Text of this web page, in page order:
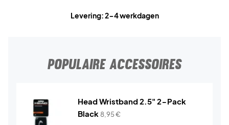
Levering: 2-4 werkdagen
POPULAIRE ACCESSOIRES
Head Wristband 2.5" 2-Pack
Black 8,95€